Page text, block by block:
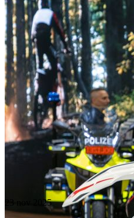
23 nov 2025